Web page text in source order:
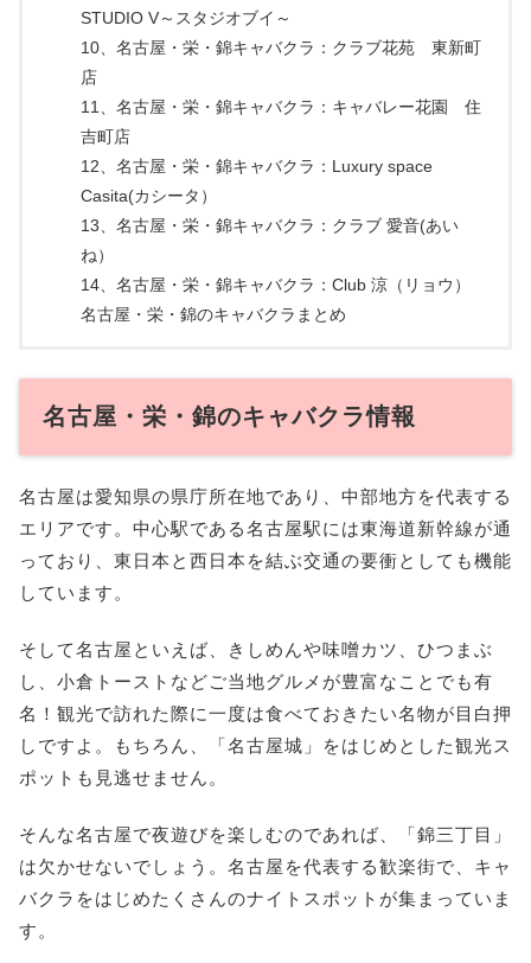
STUDIO V～スタジオブイ～
10、名古屋・栄・錦キャバクラ：クラブ花苑 東新町
店
11、名古屋・栄・錦キャバクラ：キャバレー花園 住
吉町店
12、名古屋・栄・錦キャバクラ：Luxury space
Casita(カシータ）
13、名古屋・栄・錦キャバクラ：クラブ 愛音(あい
ね）
14、名古屋・栄・錦キャバクラ：Club 涼（リョウ）
名古屋・栄・錦のキャバクラまとめ
名古屋・栄・錦のキャバクラ情報
名古屋は愛知県の県庁所在地であり、中部地方を代表する
エリアです。中心駅である名古屋駅には東海道新幹線が通
っており、東日本と西日本を結ぶ交通の要衝としても機能
しています。
そして名古屋といえば、きしめんや味噌カツ、ひつまぶ
し、小倉トーストなどご当地グルメが豊富なことでも有
名！観光で訪れた際に一度は食べておきたい名物が目白押
しですよ。もちろん、「名古屋城」をはじめとした観光ス
ポットも見逃せません。
そんな名古屋で夜遊びを楽しむのであれば、「錦三丁目」
は欠かせないでしょう。名古屋を代表する歓楽街で、キャ
バクラをはじめたくさんのナイトスポットが集まっていま
す。